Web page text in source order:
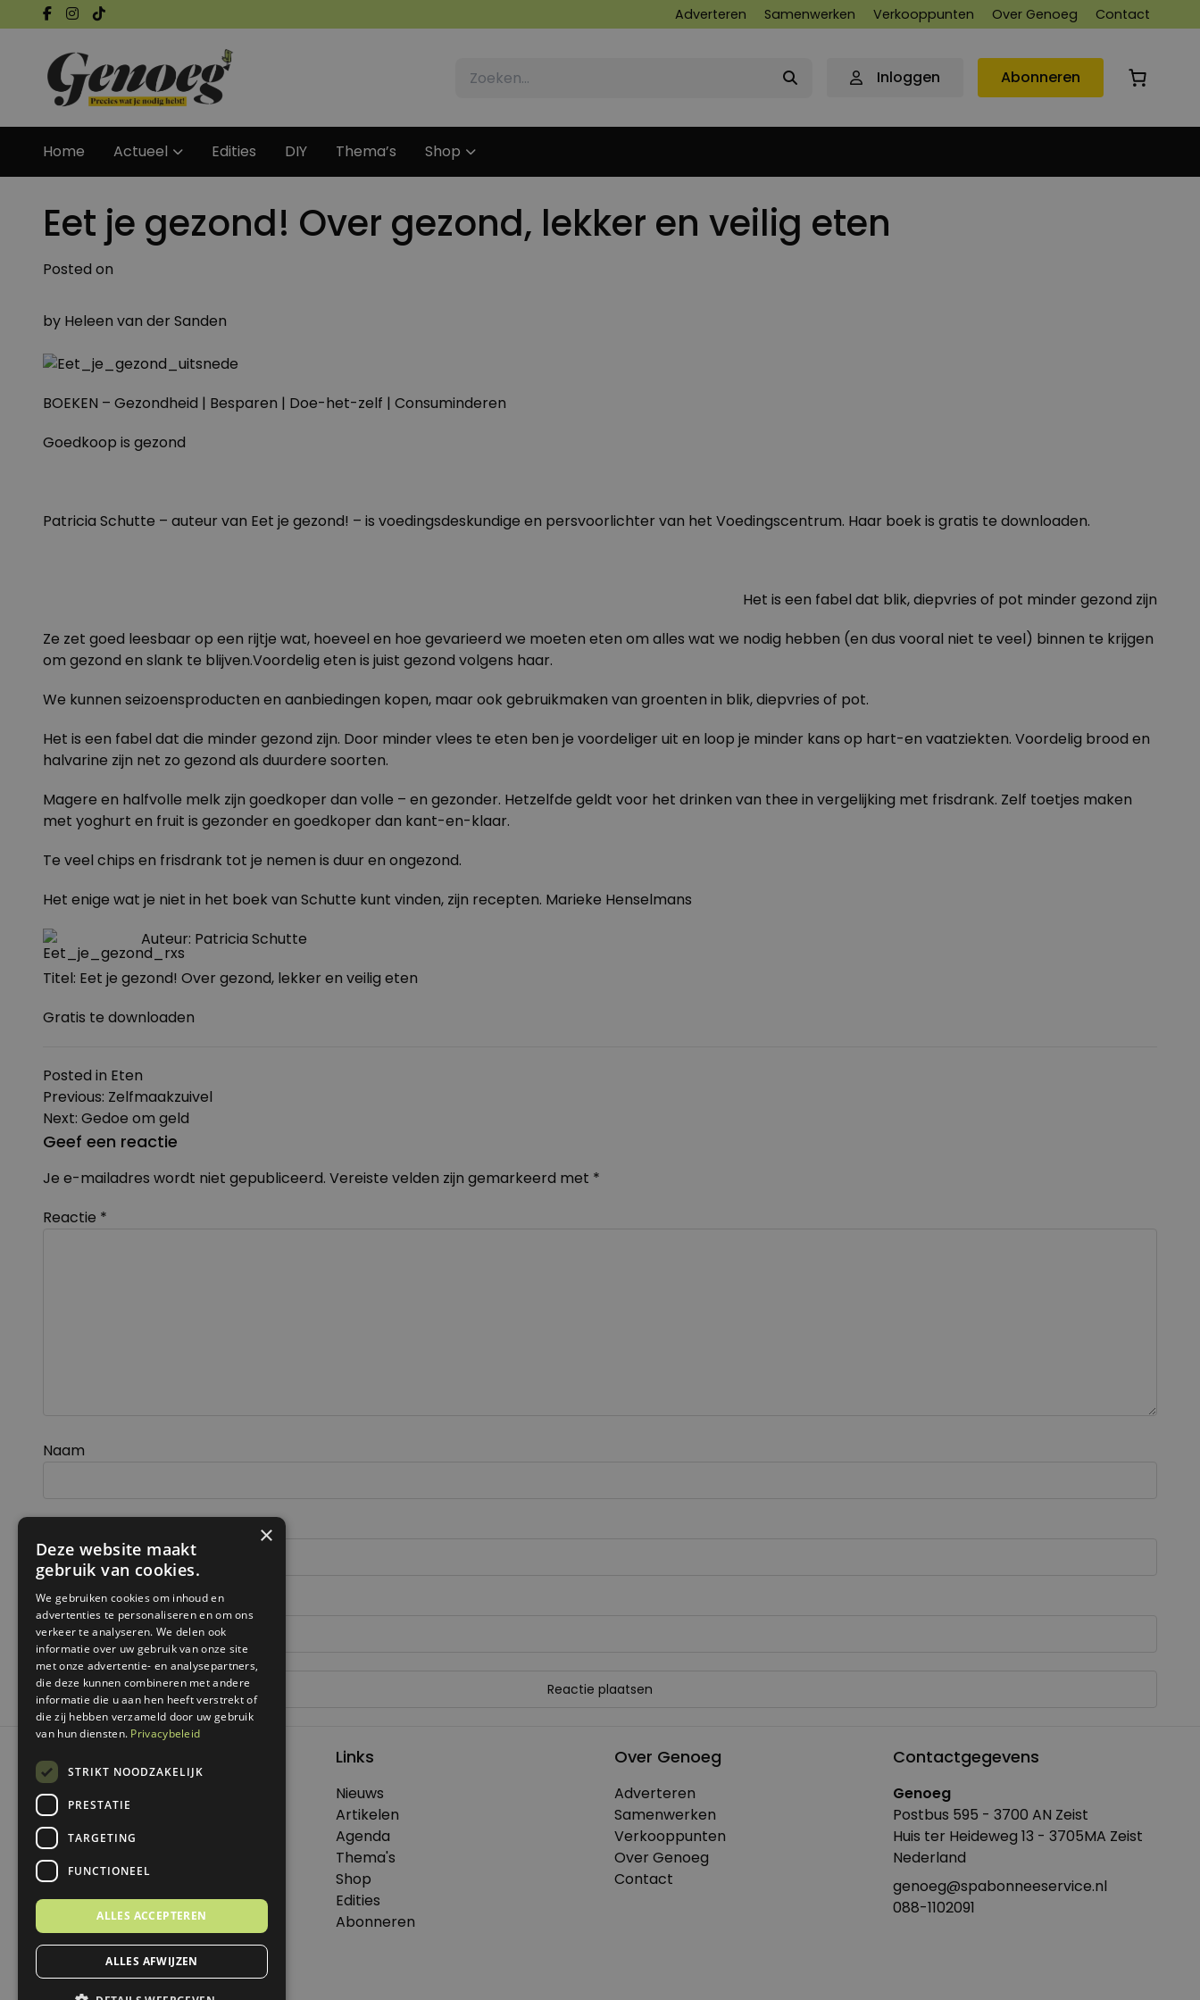
Adverteren Samenwerken Verkooppunten Over Genoeg Contact
Inloggen Abonneren
Home Actueel Edities DIY Thema’s Shop
Eet je gezond! Over gezond, lekker en veilig eten
Posted on
by Heleen van der Sanden
BOEKEN – Gezondheid | Besparen | Doe-het-zelf | Consuminderen
Goedkoop is gezond
Patricia Schutte – auteur van Eet je gezond! – is voedingsdeskundige en persvoorlichter van het Voedingscentrum. Haar boek is gratis te downloaden.
Het is een fabel dat blik, diepvries of pot minder gezond zijn
Ze zet goed leesbaar op een rijtje wat, hoeveel en hoe gevarieerd we moeten eten om alles wat we nodig hebben (en dus vooral niet te veel) binnen te krijgen
om gezond en slank te blijven.Voordelig eten is juist gezond volgens haar.
We kunnen seizoensproducten en aanbiedingen kopen, maar ook gebruikmaken van groenten in blik, diepvries of pot.
Het is een fabel dat die minder gezond zijn. Door minder vlees te eten ben je voordeliger uit en loop je minder kans op hart-en vaatziekten. Voordelig brood en
halvarine zijn net zo gezond als duurdere soorten.
Magere en halfvolle melk zijn goedkoper dan volle – en gezonder. Hetzelfde geldt voor het drinken van thee in vergelijking met frisdrank. Zelf toetjes maken
met yoghurt en fruit is gezonder en goedkoper dan kant-en-klaar.
Te veel chips en frisdrank tot je nemen is duur en ongezond.
Het enige wat je niet in het boek van Schutte kunt vinden, zijn recepten. Marieke Henselmans
Auteur: Patricia Schutte
Titel: Eet je gezond! Over gezond, lekker en veilig eten
Gratis te downloaden
Posted in Eten
Bericht
navigatie
Previous: Zelfmaakzuivel
Next: Gedoe om geld
Geef een reactie
Je e-mailadres wordt niet gepubliceerd. Vereiste velden zijn gemarkeerd met *
Reactie *
Naam
Site
© 2026 Genoeg .
Alle rechten voorbehouden.
Dit is een uitgave van Virtùmedia
Links
Nieuws
Artikelen
Agenda
Thema's
Shop
Edities
Abonneren
Over Genoeg
Adverteren
Samenwerken
Verkooppunten
Over Genoeg
Contact
Contactgegevens
Genoeg
Postbus 595 - 3700 AN Zeist
Huis ter Heideweg 13 - 3705MA Zeist
Nederland
genoeg@spabonneeservice.nl
088-1102091
×
Deze website maakt
gebruik van cookies.
We gebruiken cookies om inhoud en
advertenties te personaliseren en om ons
verkeer te analyseren. We delen ook
informatie over uw gebruik van onze site
met onze advertentie- en analysepartners,
die deze kunnen combineren met andere
informatie die u aan hen heeft verstrekt of
die zij hebben verzameld door uw gebruik
van hun diensten. Privacybeleid
STRIKT NOODZAKELIJK
PRESTATIE
TARGETING
FUNCTIONEEL
ALLES ACCEPTEREN
ALLES AFWIJZEN